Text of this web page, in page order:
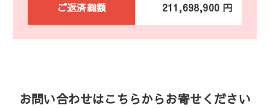
ご返済総額 211,698,900 円
お問い合わせはこちらからお寄せください